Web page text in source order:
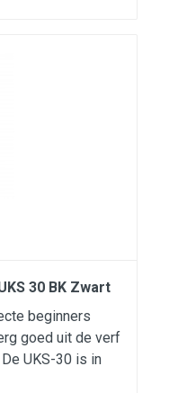
30 BK Zwart
beginners
goed uit de verf
UKS-30 is in